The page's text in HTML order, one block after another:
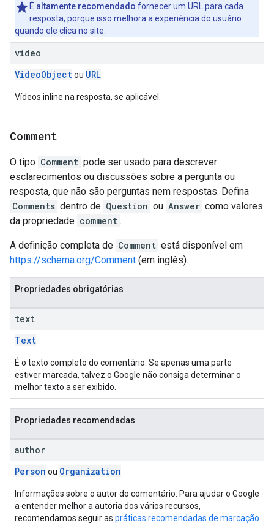
É altamente recomendado fornecer um URL para cada
resposta, porque isso melhora a experiência do usuário
quando ele clica no site.
video
VideoObject ou URL
Vídeos inline na resposta, se aplicável.
Comment
O tipo Comment pode ser usado para descrever
esclarecimentos ou discussões sobre a pergunta ou
resposta, que não são perguntas nem respostas. Defina
Comments dentro de Question ou Answer como valores
da propriedade comment .
A definição completa de Comment está disponível em
https://schema.org/Comment (em inglês).
Propriedades obrigatórias
text
Text
É o texto completo do comentário. Se apenas uma parte
estiver marcada, talvez o Google não consiga determinar o
melhor texto a ser exibido.
Propriedades recomendadas
author
Person ou Organization
Informações sobre o autor do comentário. Para ajudar o Google
a entender melhor a autoria dos vários recursos,
recomendamos seguir as práticas recomendadas de marcação